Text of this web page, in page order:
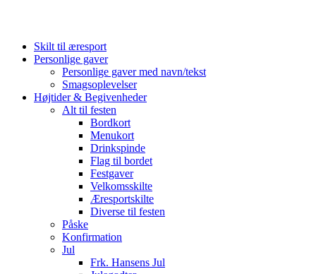
Skilt til æresport
Personlige gaver
Personlige gaver med navn/tekst
Smagsoplevelser
Højtider & Begivenheder
Alt til festen
Bordkort
Menukort
Drinkspinde
Flag til bordet
Festgaver
Velkomsskilte
Æresportskilte
Diverse til festen
Påske
Konfirmation
Jul
Frk. Hansens Jul